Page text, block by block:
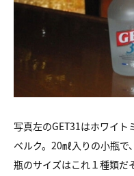
写真左のGET31はホワイ
ベルク。20㎖入りの小瓶
瓶のサイズはこれ１種類だ